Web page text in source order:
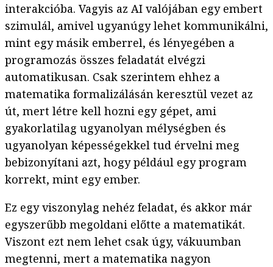
interakcióba. Vagyis az AI valójában egy embert
szimulál, amivel ugyanúgy lehet kommunikálni,
mint egy másik emberrel, és lényegében a
programozás összes feladatát elvégzi
automatikusan. Csak szerintem ehhez a
matematika formalizálásán keresztül vezet az
út, mert létre kell hozni egy gépet, ami
gyakorlatilag ugyanolyan mélységben és
ugyanolyan képességekkel tud érvelni meg
bebizonyítani azt, hogy például egy program
korrekt, mint egy ember.
Ez egy viszonylag nehéz feladat, és akkor már
egyszerűbb megoldani előtte a matematikát.
Viszont ezt nem lehet csak úgy, vákuumban
megtenni, mert a matematika nagyon